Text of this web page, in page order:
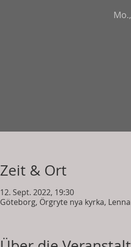
Zeit & Ort
12. Sept. 2022, 19:30
Göteborg, Örgryte nya kyrka,